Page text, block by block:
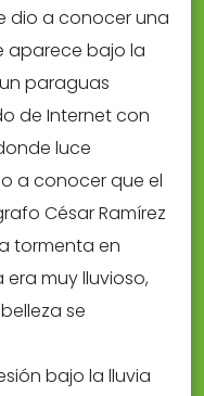
dio a conocer una
aparece bajo la
paraguas
de Internet con
luce
a conocer que el
César Ramírez
tormenta en
muy lluvioso,
se
bajo la lluvia